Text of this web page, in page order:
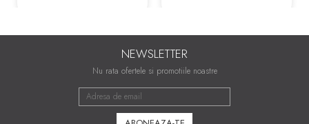
NEWSLETTER
Nu rata ofertele si promotiile noastre